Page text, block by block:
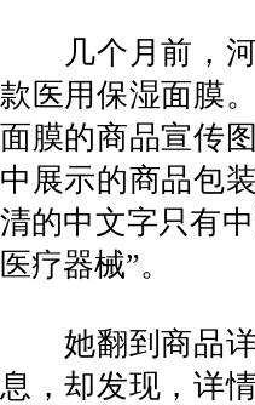
几个月前，河
款医用保湿面膜
面膜的商品宣传
中展示的商品包
清的中文字只有
医疗器械”。
她翻到商品详
息，却发现，详